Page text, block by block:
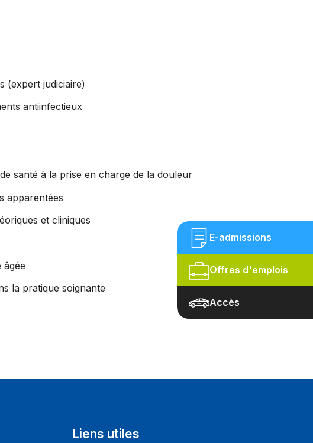
(expert judiciaire)
antiinfectieux
santé à la prise en charge de la douleur
apparentées
et cliniques
âgée
la pratique soignante
Liens utiles
E-admissions
Offres d'emplois
Accès